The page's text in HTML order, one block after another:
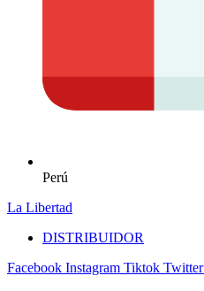
Perú
La Libertad
DISTRIBUIDOR
Facebook Instagram Tiktok Twitter